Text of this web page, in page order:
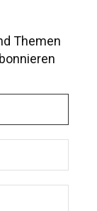
Themen